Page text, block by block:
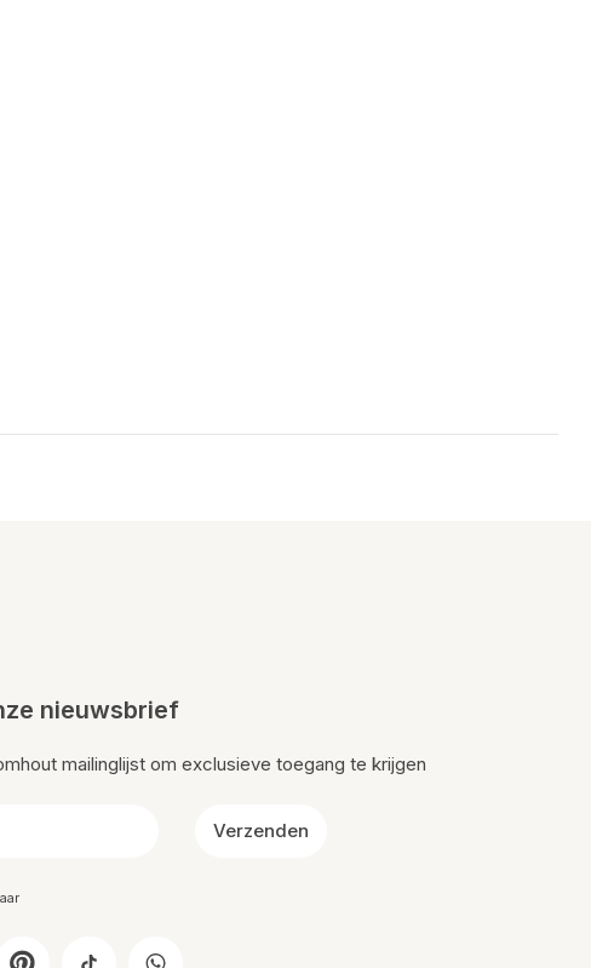
nieuwsbrief
mailinglijst om exclusieve toegang te krijgen
Verzenden